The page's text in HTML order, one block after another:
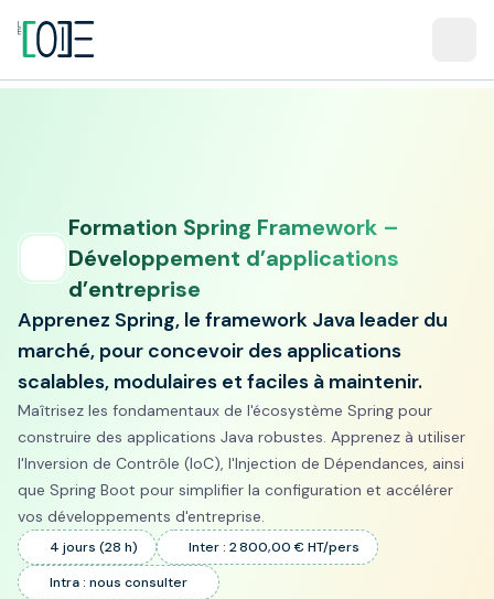
Formation Spring Framework –
Développement d’applications
d’entreprise
Apprenez Spring, le framework Java leader du
marché, pour concevoir des applications
scalables, modulaires et faciles à maintenir.
Maîtrisez les fondamentaux de l'écosystème Spring pour
construire des applications Java robustes. Apprenez à utiliser
l'Inversion de Contrôle (IoC), l'Injection de Dépendances, ainsi
que Spring Boot pour simplifier la configuration et accélérer
vos développements d'entreprise.
4 jours (28 h)
Inter : 2 800,00 € HT/pers
Intra : nous consulter